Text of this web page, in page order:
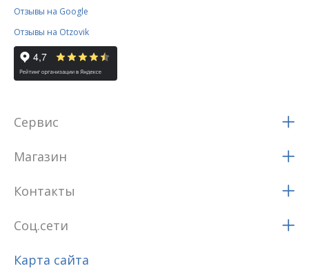
Отзывы на Google
Отзывы на Otzovik
Сервис
Магазин
Контакты
Соц.сети
Карта сайта